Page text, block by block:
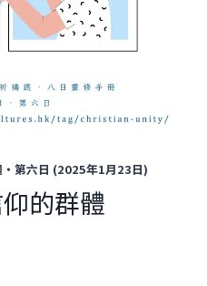
‧第六日 (2025年1月23日)
的群體